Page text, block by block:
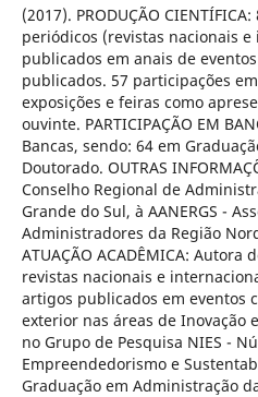
(2017). PRODUÇÃO
periódicos (revistas nacionais
publicados em anais de
publicados. 57 participações
exposições e feiras como
ouvinte. PARTICIPAÇÃO EM
Bancas, sendo: 64 em
Doutorado. OUTRAS
Conselho Regional de
Grande do Sul, à AANERGS -
Administradores da Região
ATUAÇÃO ACADÊMICA:
revistas nacionais e
artigos publicados em eventos
exterior nas áreas de Inovação
no Grupo de Pesquisa NIES -
Empreendedorismo e
Graduação em Administração